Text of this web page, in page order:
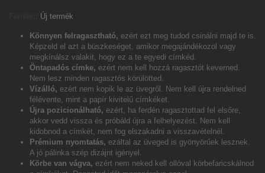
Új termék
Könnyen felragasztható, ezért ezt meg tudod csinálni majd te is.
Képzeld el azt a büszkeséget, amikor megajándékozol vagy
megkínálsz valakit, hogy ez a te egyedi címkéd.
Öntapadós címke, ezért nem kell hozzá ragasztót keverned.
Nem lesz minden ragasztós körülötted.
Vízálló, ezért nem kopik le az üvegről. Nem kell újra rendelned
félévente, mint a papír kivitelű címkéket.
Újra pozicionálható, ezért, ha ferdén ragasztottad fel elsőre,
akkor vedd vissza és próbáld újra a felhelyezést. Nem kell
kidobnod a címkét, nem fog elszakadni a visszavételnél.
Prémium nyomtatás, ezáltal az üveged is gyönyörűek lesznek.
A jó pálinka szép dizájnt igényel.
Körbe van vágva, ezért nem neked kell ollóval körbefaricskálnod